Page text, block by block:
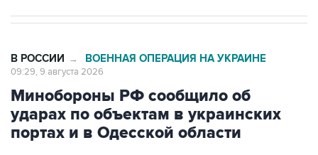
В РОССИИ → ВОЕННАЯ ОПЕРАЦИЯ НА УКРАИНЕ
09:29, 9 августа 2026
Минобороны РФ сообщило об
ударах по объектам в украинских
портах и в Одесской области